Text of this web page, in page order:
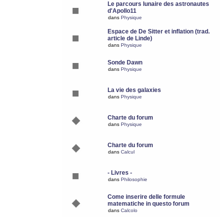
Le parcours lunaire des astronautes
d'Apollo11
dans Physique
Espace de De Sitter et inflation (trad.
article de Linde)
dans Physique
Sonde Dawn
dans Physique
La vie des galaxies
dans Physique
Charte du forum
dans Physique
Charte du forum
dans Calcul
- Livres -
dans Philosophie
Come inserire delle formule
matematiche in questo forum
dans Calcolo